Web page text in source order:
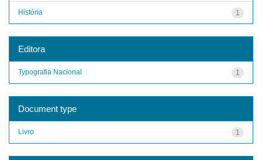
1
História
Editora
1
Typografia Nacional
Document type
1
Livro